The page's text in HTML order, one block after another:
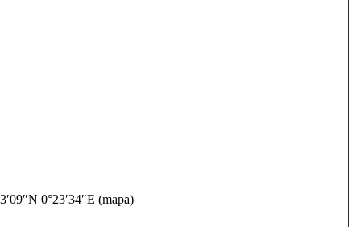
0°23′34″E (mapa)